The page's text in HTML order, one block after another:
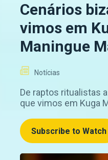
Cenários
vimos em
Maningue
Notícias
De raptos ritualistas
que vimos em Kuga
Subscribe to Watch